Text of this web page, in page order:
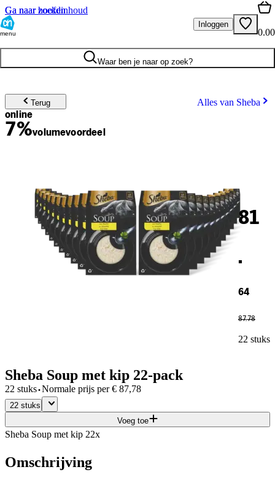
Ga naar hoofdinhoud
Ga naar zoeken
menu
Inloggen
0.00
Waar ben je naar op zoek?
Terug Alles van Sheba
online
7%volumevoordeel
81
.
64
87.78
22 stuks
Sheba Soup met kip 22-pack
22 stuks·Normale prijs per € 87,78
22 stuks
Voeg toe
Sheba Soup met kip 22x
Omschrijving